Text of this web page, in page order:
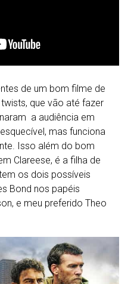
de um bom filme de
que vão até fazer
a audiência em
mas funciona
Isso além do bom
Clareese, é a filha de
os dois possíveis
Bond nos papéis
e meu preferido Theo